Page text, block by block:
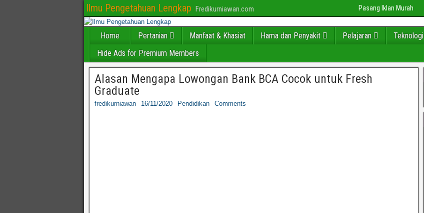
Ilmu Pengetahuan Lengkap Fredikurniawan.com Pasang Iklan Murah
Home Pertanian Manfaat & Khasiat Hama dan Penyakit Pelajaran Teknologi
Hide Ads for Premium Members
Alasan Mengapa Lowongan Bank BCA Cocok untuk Fresh
Graduate
fredikurniawan 16/11/2020 Pendidikan Comments